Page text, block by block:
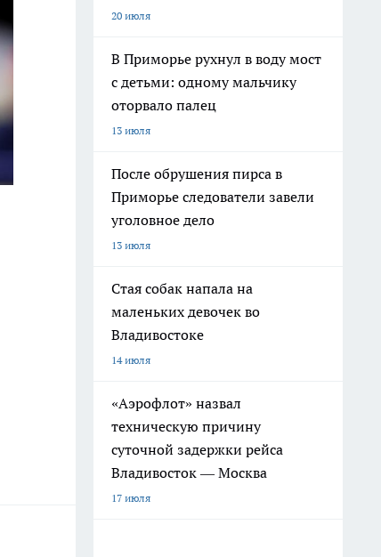
20 июля
В Приморье рухнул в воду мост
с детьми: одному мальчику
оторвало палец
13 июля
После обрушения пирса в
Приморье следователи завели
уголовное дело
13 июля
Стая собак напала на
маленьких девочек во
Владивостоке
14 июля
«Аэрофлот» назвал
техническую причину
суточной задержки рейса
Владивосток — Москва
17 июля